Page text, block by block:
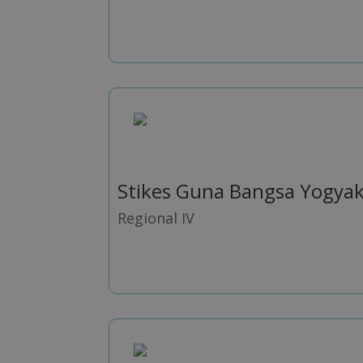
Stikes Guna Bangsa
Regional IV